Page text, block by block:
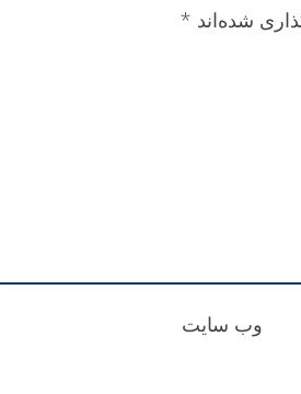
شده‌اند *
وب‌ سایت